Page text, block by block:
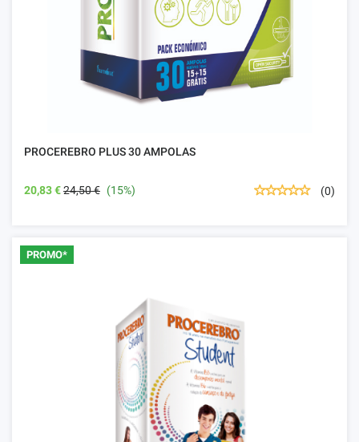
PROCEREBRO PLUS 30 AMPOLAS
20,83 €24,50 € (15%) (0)
PROMO*